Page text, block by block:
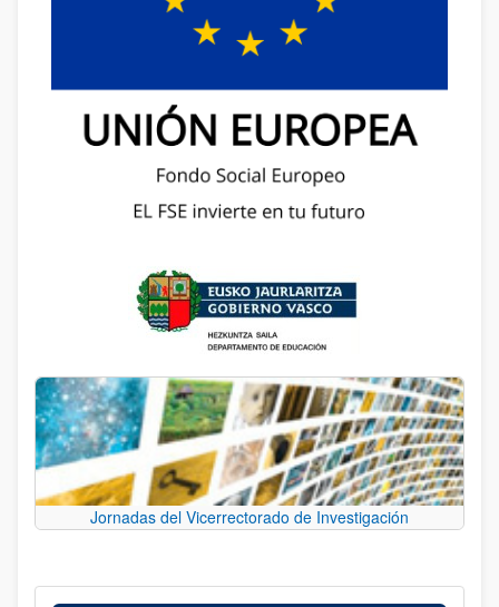
Jornadas del Vicerrectorado de Investigación